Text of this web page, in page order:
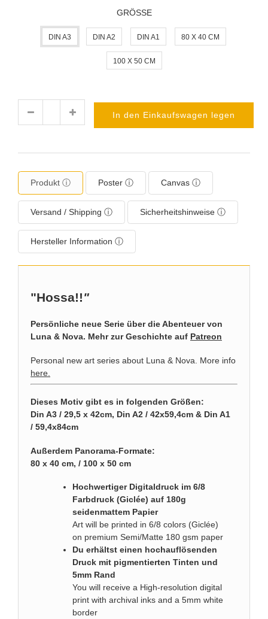
GRÖSSE
DIN A3 DIN A2 DIN A1 80 X 40 CM
100 X 50 CM
In den Einkaufswagen legen
Produkt ⓘ Poster ⓘ Canvas ⓘ
Versand / Shipping ⓘ Sicherheitshinweise ⓘ
Hersteller Information ⓘ
"Hossa!!"
Persönliche neue Serie über die Abenteuer von
Luna & Nova. Mehr zur Geschichte auf Patreon
Personal new art series about Luna & Nova. More info
here
Dieses Motiv gibt es in folgenden Größen:
Din A3 / 29,5 x 42cm, Din A2 / 42x59,4cm & Din A1
/ 59,4x84cm
Außerdem Panorama-Formate:
80 x 40 cm, / 100 x 50 cm
Hochwertiger Digitaldruck im 6/8
Farbdruck (Giclée) auf 180g
seidenmattem Papier
Art will be printed in 6/8 colors (Giclée)
on premium Semi/Matte 180 gsm paper
Du erhältst einen hochauflösenden
Druck mit pigmentierten Tinten und
5mm Rand
You will receive a High-resolution digital
print with archival inks and a 5mm white
border